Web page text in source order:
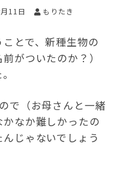
11日 もりたき
とで、新種生物の
がついたのか？）
で（お母さんと一緒
なか難しかったの
じゃないでしょう